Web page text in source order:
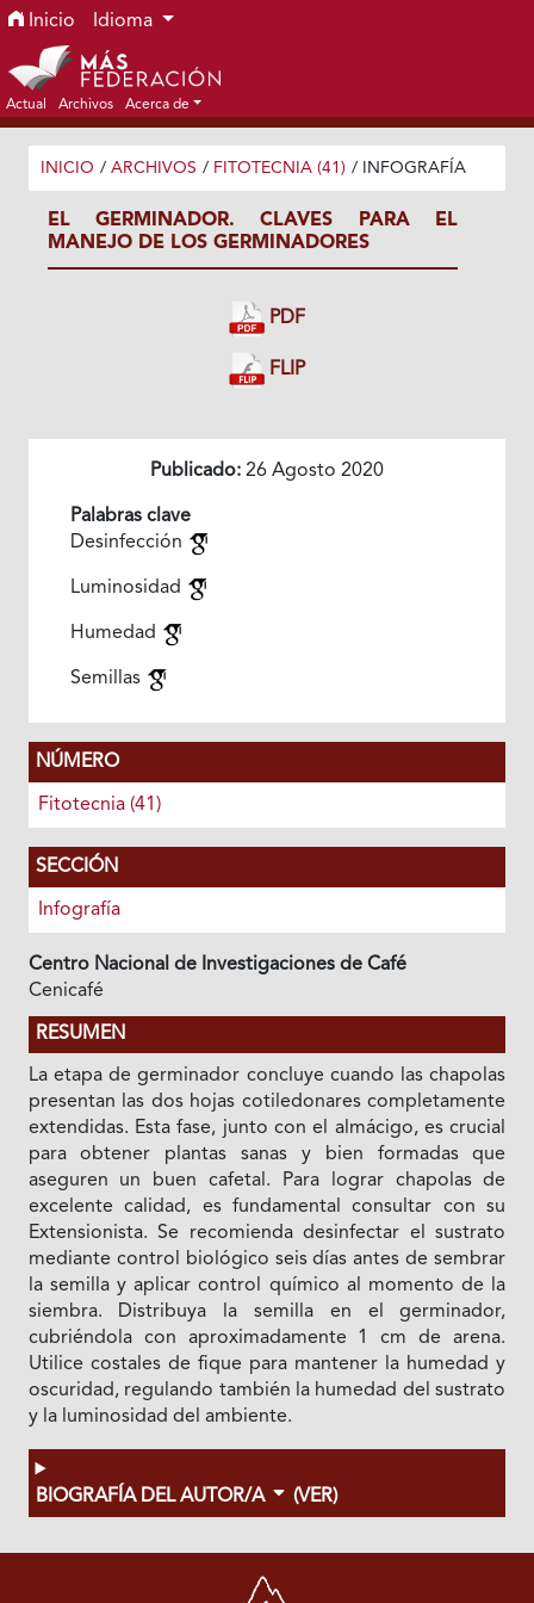
Ir al menú de navegación principal
Ir al contenido principal
Ir al pie de página del sitio
Inicio Idioma
Actual Archivos Acerca de
INICIO / ARCHIVOS / FITOTECNIA (41) / INFOGRAFÍA
EL GERMINADOR. CLAVES PARA EL
MANEJO DE LOS GERMINADORES
PDF
FLIP
Publicado: 26 Agosto 2020
Palabras clave
Desinfección
Luminosidad
Humedad
Semillas
NÚMERO
Fitotecnia (41)
SECCIÓN
Infografía
Centro Nacional de Investigaciones de Café
Cenicafé
RESUMEN
La etapa de germinador concluye cuando las chapolas
presentan las dos hojas cotiledonares completamente
extendidas. Esta fase, junto con el almácigo, es crucial
para obtener plantas sanas y bien formadas que
aseguren un buen cafetal. Para lograr chapolas de
excelente calidad, es fundamental consultar con su
Extensionista. Se recomienda desinfectar el sustrato
mediante control biológico seis días antes de sembrar
la semilla y aplicar control químico al momento de la
siembra. Distribuya la semilla en el germinador,
cubriéndola con aproximadamente 1 cm de arena.
Utilice costales de fique para mantener la humedad y
oscuridad, regulando también la humedad del sustrato
y la luminosidad del ambiente.
BIOGRAFÍA DEL AUTOR/A (VER)